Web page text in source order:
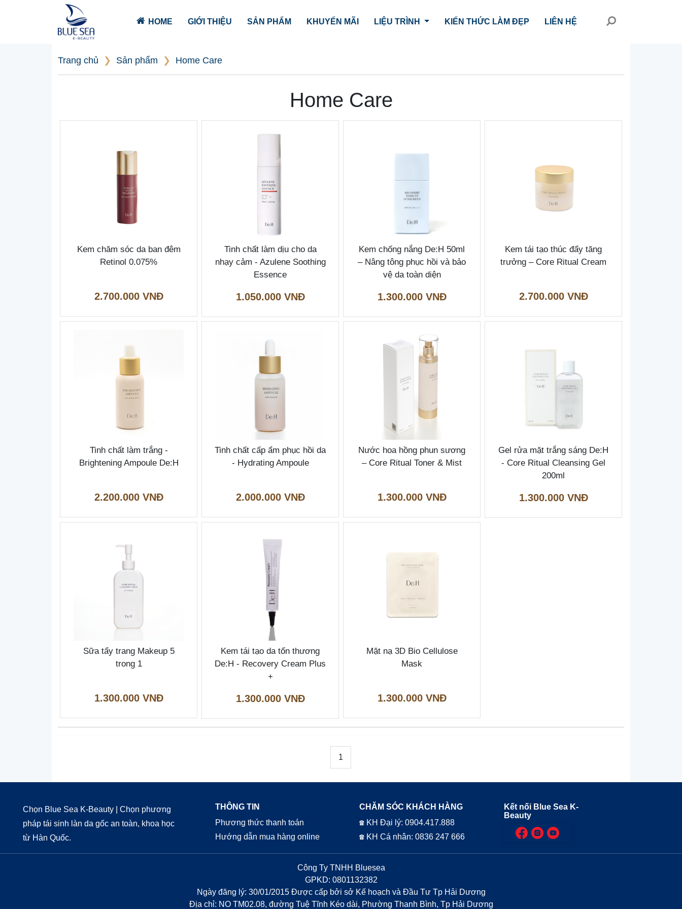
HOME GIỚI THIỆU SẢN PHẨM KHUYẾN MÃI LIỆU TRÌNH KIẾN THỨC LÀM ĐẸP LIÊN HỆ
Trang chủ ❯ Sản phẩm ❯ Home Care
Home Care
Kem chăm sóc da ban đêm
Retinol 0.075%
2.700.000 VNĐ
Tinh chất làm dịu cho da
nhạy cảm - Azulene Soothing
Essence
1.050.000 VNĐ
Kem chống nắng De:H 50ml
– Nâng tông phục hồi và bảo
vệ da toàn diện
1.300.000 VNĐ
Kem tái tạo thúc đẩy tăng
trưởng – Core Ritual Cream
2.700.000 VNĐ
Tinh chất làm trắng -
Brightening Ampoule De:H
2.200.000 VNĐ
Tinh chất cấp ẩm phục hồi da
- Hydrating Ampoule
2.000.000 VNĐ
Nước hoa hồng phun sương
– Core Ritual Toner & Mist
1.300.000 VNĐ
Gel rửa mặt trắng sáng De:H
- Core Ritual Cleansing Gel
200ml
1.300.000 VNĐ
Sữa tẩy trang Makeup 5
trong 1
1.300.000 VNĐ
Kem tái tạo da tổn thương
De:H - Recovery Cream Plus
+
1.300.000 VNĐ
Mặt nạ 3D Bio Cellulose
Mask
1.300.000 VNĐ
1
Chọn Blue Sea K-Beauty | Chọn phương
pháp tái sinh làn da gốc an toàn, khoa học
từ Hàn Quốc.
THÔNG TIN
Phương thức thanh toán
Hướng dẫn mua hàng online
CHĂM SÓC KHÁCH HÀNG
☎ KH Đại lý: 0904.417.888
☎ KH Cá nhân: 0836 247 666
Kết nối Blue Sea K-
Beauty
Công Ty TNHH Bluesea
GPKD: 0801132382
Ngày đăng lý: 30/01/2015 Được cấp bởi sở Kế hoạch và Đầu Tư Tp Hải Dương
Địa chỉ: NO TM02.08, đường Tuệ Tĩnh Kéo dài, Phường Thanh Bình, Tp Hải Dương